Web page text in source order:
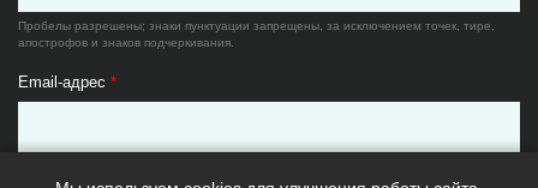
Пробелы разрешены; знаки пунктуации запрещены, за исключением точек, тире,
апострофов и знаков подчеркивания.
Email-адрес *
отсылаться на этот адрес. Адрес электронной почты не будет публиковаться и будет